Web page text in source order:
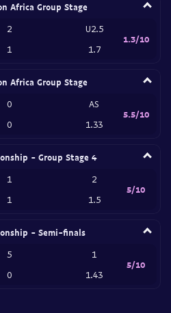
Africa Group Stage
2
1
U2.5
1.7
1.3/10
Africa Group Stage
0
0
AS
1.33
5.5/10
- Group Stage 4
1
1
2
1.5
5/10
- Semi-finals
5
0
1
1.43
5/10